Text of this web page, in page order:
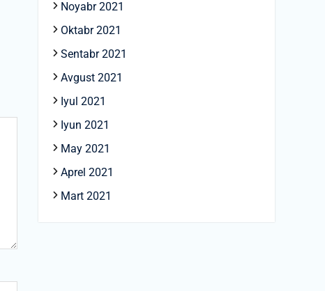
Noyabr 2021
Oktabr 2021
Sentabr 2021
Avgust 2021
Iyul 2021
Iyun 2021
May 2021
Aprel 2021
Mart 2021